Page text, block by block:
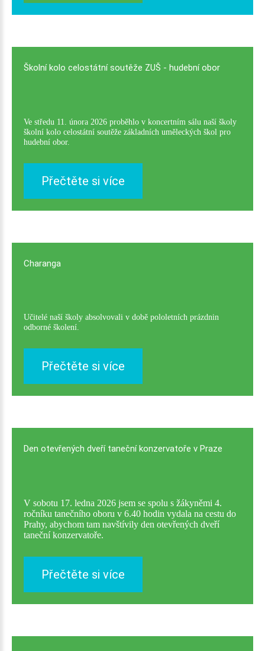
Školní kolo celostátní soutěže ZUŠ - hudební obor
Ve středu 11. února 2026 proběhlo v koncertním sálu naší školy
školní kolo celostátní soutěže základních uměleckých škol pro
hudební obor.
Přečtěte si více
Charanga
Učitelé naší školy absolvovali v době pololetních prázdnin
odborné školení.
Přečtěte si více
Den otevřených dveří taneční konzervatoře v Praze
V sobotu 17. ledna 2026 jsem se spolu s žákyněmi 4.
ročníku tanečního oboru v 6.40 hodin vydala na cestu do
Prahy, abychom tam navštívily den otevřených dveří
taneční konzervatoře.
Přečtěte si více